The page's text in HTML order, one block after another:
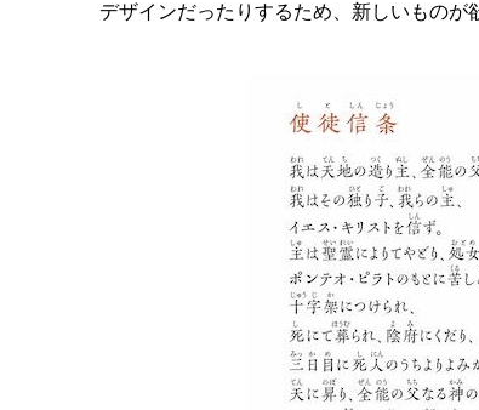
デザインだったりするため、新しいものが